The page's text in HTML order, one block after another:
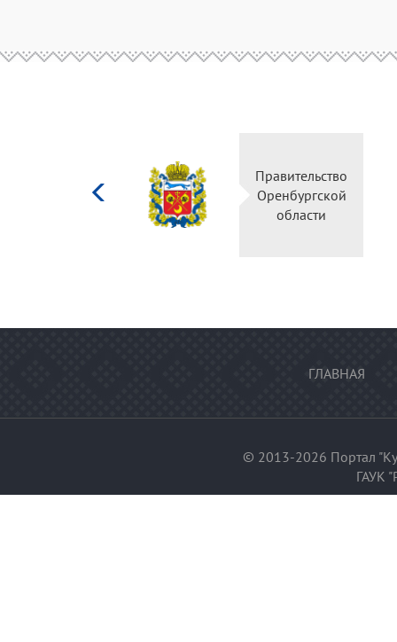
Правительство
Оренбургской
области
ГЛАВНАЯ
© 2013-2026 Портал
ГАУК